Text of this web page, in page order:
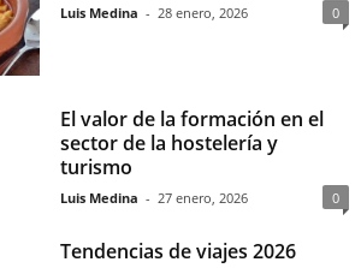
Luis Medina - 28 enero, 2026 0
El valor de la formación en el
sector de la hostelería y
turismo
Luis Medina - 27 enero, 2026 0
Tendencias de viajes 2026